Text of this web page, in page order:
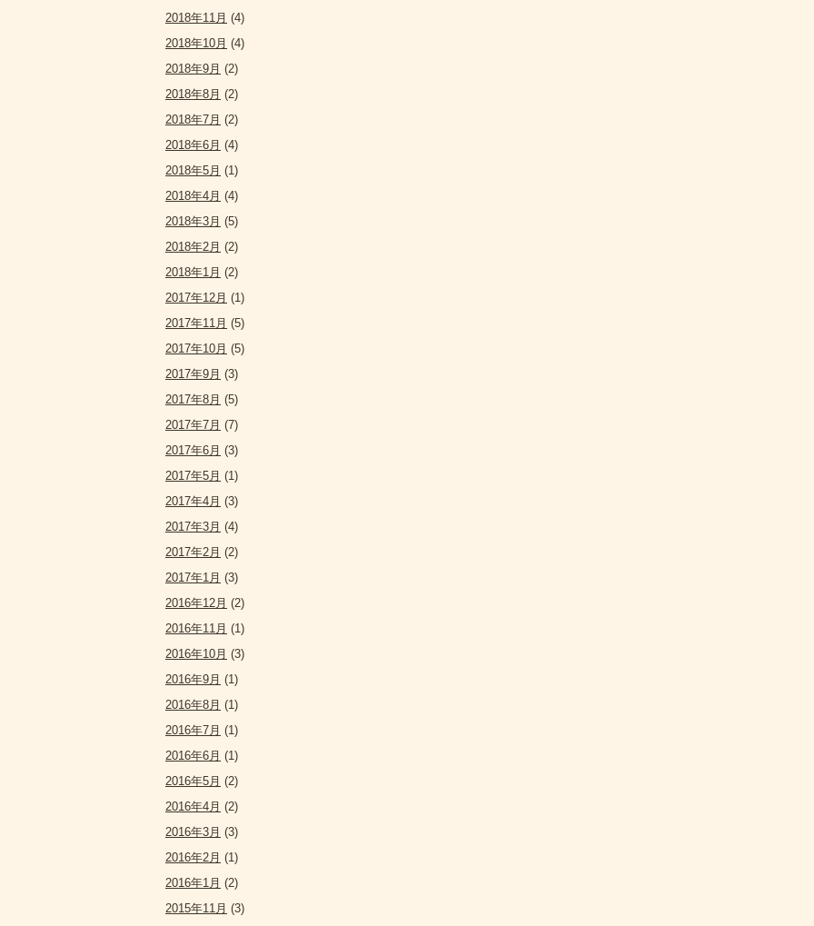
2018年11月 (4)
2018年10月 (4)
2018年9月 (2)
2018年8月 (2)
2018年7月 (2)
2018年6月 (4)
2018年5月 (1)
2018年4月 (4)
2018年3月 (5)
2018年2月 (2)
2018年1月 (2)
2017年12月 (1)
2017年11月 (5)
2017年10月 (5)
2017年9月 (3)
2017年8月 (5)
2017年7月 (7)
2017年6月 (3)
2017年5月 (1)
2017年4月 (3)
2017年3月 (4)
2017年2月 (2)
2017年1月 (3)
2016年12月 (2)
2016年11月 (1)
2016年10月 (3)
2016年9月 (1)
2016年8月 (1)
2016年7月 (1)
2016年6月 (1)
2016年5月 (2)
2016年4月 (2)
2016年3月 (3)
2016年2月 (1)
2016年1月 (2)
2015年11月 (3)